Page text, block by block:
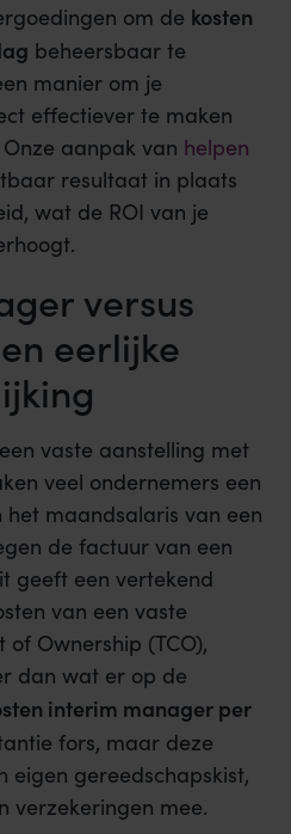
om de kosten
beheersbaar te
manier om je
effectiever te maken
aanpak van helpen
resultaat in plaats
wat de ROI van je
versus
eerlijke
vaste aanstelling met
veel ondernemers een
maandsalaris van een
de factuur van een
geeft een vertekend
van een vaste
of Ownership (TCO),
dan wat er op de
interim manager per
fors, maar deze
eigen gereedschapskist,
verzekeringen mee.